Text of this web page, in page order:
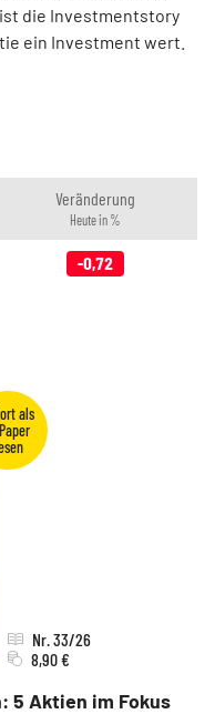
die Investmentstory
ein Investment wert.
Veränderung
Heute in %
-0,72
5 Aktien im Fokus
Nr. 33/26
8,90 €